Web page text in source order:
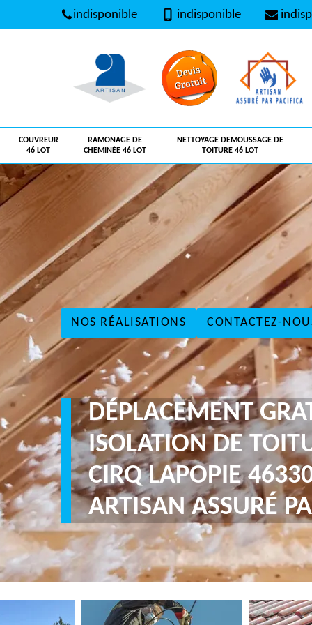
indisponible indisponible
COUVREUR
46 LOT
RAMONAGE DE
CHEMINÉE 46 LOT
NETTOYAGE DEMOUSSAGE DE
TOITURE 46 LOT
NOS RÉALISATIONS CONTACTEZ-
DÉPLACEMENT
ISOLATION DE
CIRQ LAPOPIE
ARTISAN ASSURÉ